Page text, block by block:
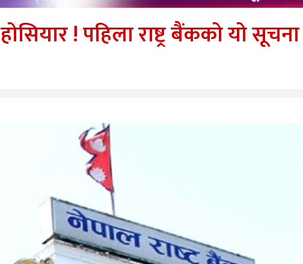
! पहिला राष्ट्र बैंकको यो सूचना